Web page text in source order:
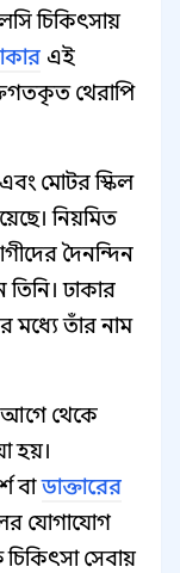
চিকিৎসায়
এই
থেরাপি
মোটর স্কিল
নিয়মিত
দৈনন্দিন
তিনি। ঢাকার
মধ্যে তাঁর নাম
আগে থেকে
হয়।
বাডাক্তারের
যোগাযোগ
সেবায়